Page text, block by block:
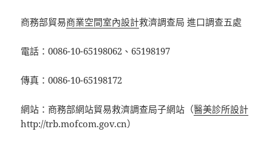
商務部貿易商業空間室內設計救濟調查局 進口調查五處
電話：0086-10-65198062、65198197
傳真：0086-10-65198172
網站：商務部網站貿易救濟調查局子網站（醫美診所設計
http://trb.mofcom.gov.cn）